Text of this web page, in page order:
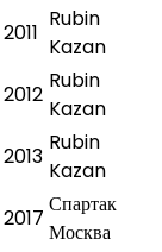
2011
Rubin
Kazan
2012
Rubin
Kazan
2013
Rubin
Kazan
2017
Спартак
Москва